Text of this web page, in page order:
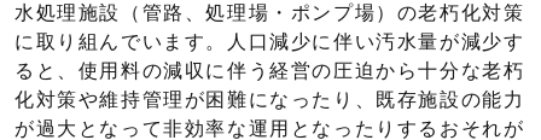
水処理施設（管路、処理場・ポンプ場）の老朽化対策
に取り組んでいます。人口減少に伴い汚水量が減少す
ると、使用料の減収に伴う経営の圧迫から十分な老朽
化対策や維持管理が困難になったり、既存施設の能力
が過大となって非効率な運用となったりするおそれが